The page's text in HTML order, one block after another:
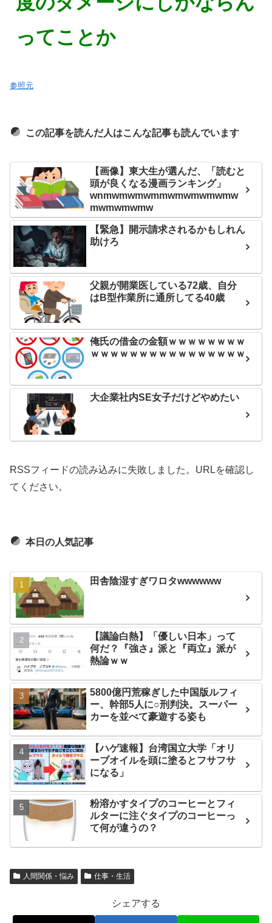
ってことか
参照元
この記事を読んだ人はこんな記事も読んでいます
【画像】東大生が選んだ、「読むと
頭が良くなる漫画ランキング」
wnmwmwmwmmwmwmwmwmw
mwmwmwmw
【緊急】開示請求されるかもしれん
助けろ
父親が開業医している72歳、自分
はB型作業所に通所してる40歳
俺氏の借金の金額ｗｗｗｗｗｗｗｗ
ｗｗｗｗｗｗｗｗｗｗｗｗｗｗｗｗ
大企業社内SE女子だけどやめたい
RSSフィードの読み込みに失敗しました。URLを確認し
てください。
本日の人気記事
田舎陰湿すぎワロタwwwwww
【議論白熱】「優しい日本」って
何だ？『強さ』派と『両立』派が
熱論ｗｗ
5800億円荒稼ぎした中国版ルフィ
ー、幹部5人に○刑判決。スーパー
カーを並べて豪遊する姿も
【ハゲ速報】台湾国立大学「オリ
ーブオイルを頭に塗るとフサフサ
になる」
粉溶かすタイプのコーヒーとフィ
ルターに注ぐタイプのコーヒーっ
て何が違うの？
人間関係・悩み 仕事・生活
シェアする